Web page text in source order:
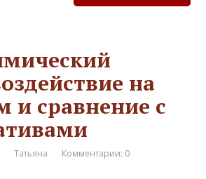
на
и сравнение с
Татьяна Комментарии: 0